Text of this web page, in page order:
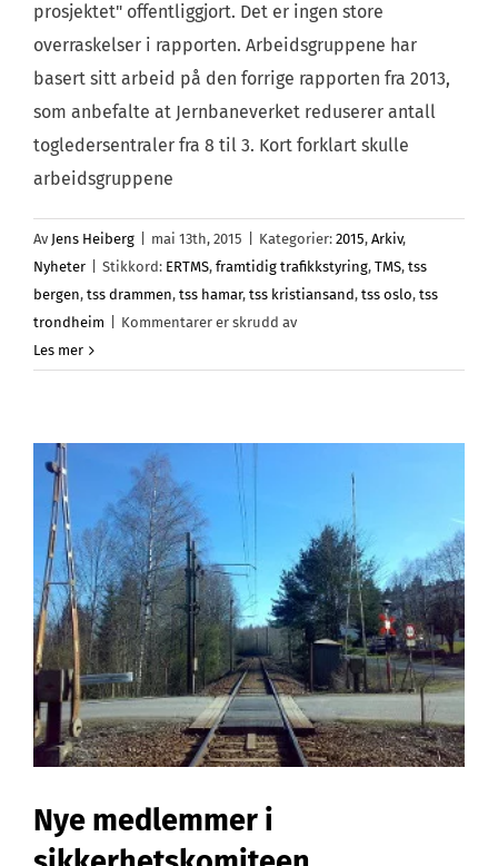
prosjektet" offentliggjort. Det er ingen store
overraskelser i rapporten. Arbeidsgruppene har
basert sitt arbeid på den forrige rapporten fra 2013,
som anbefalte at Jernbaneverket reduserer antall
togledersentraler fra 8 til 3. Kort forklart skulle
arbeidsgruppene
Av Jens Heiberg mai 13th, 2015 Kategorier: 2015, Arkiv,
Nyheter
Stikkord: ERTMS, framtidig trafikkstyring, TMS, tss
bergen, tss drammen, tss hamar, tss kristiansand, tss oslo, tss
trondheim
Kommentarer er skrudd avfor
Les mer
Nye medlemmer i